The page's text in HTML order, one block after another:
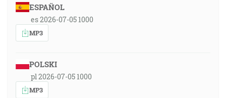
ESPAÑOL
es 2026-07-05 1000
MP3
POLSKI
pl 2026-07-05 1000
MP3